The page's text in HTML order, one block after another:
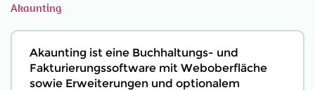
Akaunting
Akaunting ist eine Buchhaltungs- und
Fakturierungssoftware mit Weboberfläche
sowie Erweiterungen und optionalem